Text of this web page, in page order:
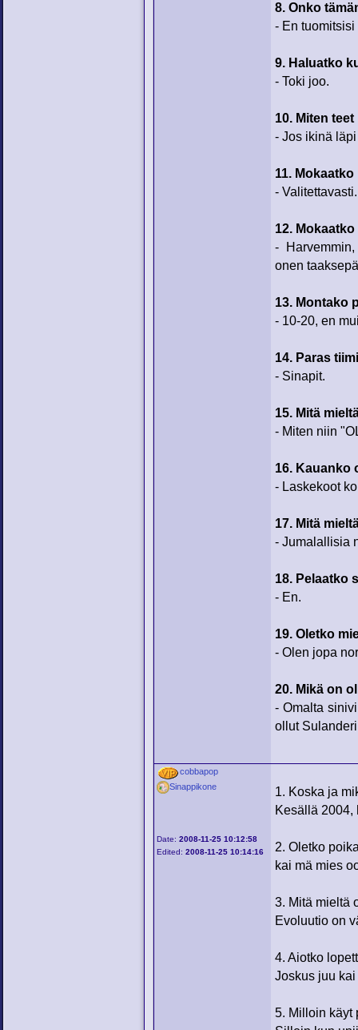
8. Onko
- En
9. Haluatko
- Toki joo.
10. Miten
- Jos ikinä
11.
- Valitettavasti.
12.
-
onen
13. Montako
- 10-20, en
14. Paras
- Sinapit.
15. Mitä
- Miten niin
16. Kauanko
- Laskekoot
17. Mitä
- Jumalallisia
18. Pelaatko
- En.
19. Oletko
- Olen jopa
20. Mikä on
- Omalta
ollut
cobbapop
Sinappikone
Date:2008-11-25 10:12:58
Edited:2008-11-25 10:14:16
1. Koska ja
Kesällä 2004,
2. Oletko
kai mä mies
3. Mitä mieltä
Evoluutio on
4. Aiotko
Joskus juu
5. Milloin käyt